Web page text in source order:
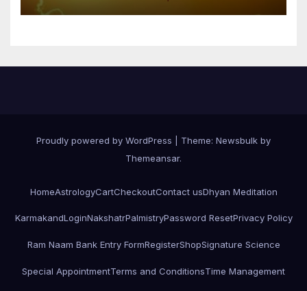
Proudly powered by WordPress Theme: Newsbulk by
Themeansar.
HomeAstrologyCartCheckoutContact usDhyan Meditation
KarmakandLoginNakshatrPalmistryPassword ResetPrivacy Policy
Ram Naam Bank Entry FormRegisterShopSignature Science
Special AppointmentTerms and ConditionsTime Management